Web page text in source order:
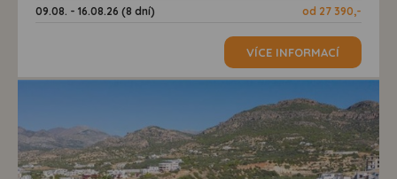
09.08. - 16.08.26 (8 dní)
od 27 390,-
VÍCE INFORMACÍ